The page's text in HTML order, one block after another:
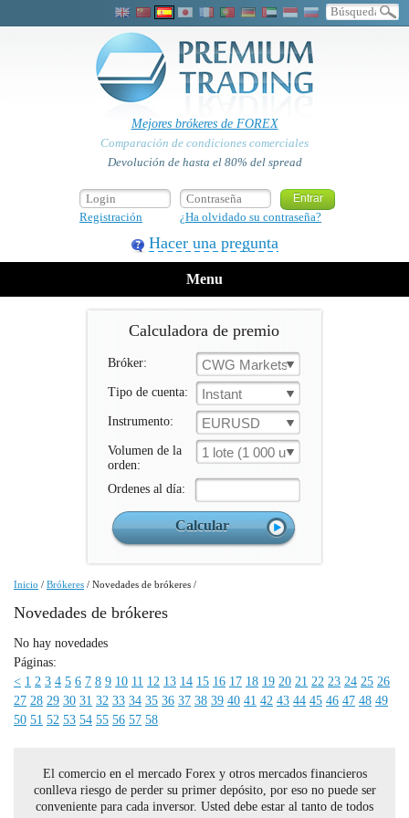
Mejores brókeres de FOREX
Comparación de condiciones comerciales
Devolución de hasta el 80% del spread
Registración ¿Ha olvidado su contraseña?
Hacer una pregunta
Menu
Calculadora de premio
Bróker: CWG Markets
Tipo de cuenta: Instant
Instrumento: EURUSD
Volumen de la
orden:
1 lote (1 000 un.)
Ordenes al día:
Inicio / Brókeres / Novedades de brókeres /
Novedades de brókeres
No hay novedades
Páginas:
< 1 2 3 4 5 6 7 8 9 10 11 12 13 14 15 16 17 18 19 20 21 22 23 24 25 26
27 28 29 30 31 32 33 34 35 36 37 38 39 40 41 42 43 44 45 46 47 48 49
50 51 52 53 54 55 56 57 58
El comercio en el mercado Forex y otros mercados financieros
conlleva riesgo de perder su primer depósito, por eso no puede ser
conveniente para cada inversor. Usted debe estar al tanto de todos